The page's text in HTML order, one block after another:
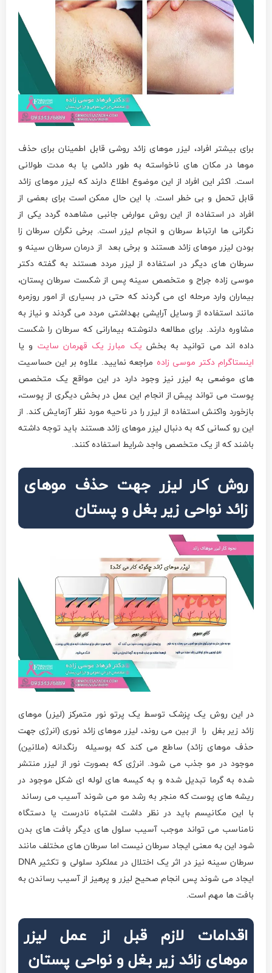
برای بیشتر افراد، لیزر موهای زائد روشی قابل اطمینان برای حذف
موها در مکان های ناخواسته به طور دائمی یا به مدت طولانی
است. اکثر این افراد از این موضوع اطلاع دارند که لیزر موهای زائد
قابل تحمل و بی خطر است. با این حال ممکن است برای بعضی از
افراد در استفاده از این روش عوارض جانبی مشاهده گردد یکی از
نگرانی ها ارتباط سرطان و انجام لیزر است. برخی نگران سرطان زا
بودن لیزر موهای زائد هستند و برخی بعد از درمان سرطان سینه و
سرطان های دیگر در استفاده از لیزر مردد هستند به گفته دکتر
موسی زاده جراح و متخصص سینه پس از شکست سرطان پستان،
بیماران وارد مرحله ای می گردند که حتی در بسیاری از امور روزمره
مانند استفاده از وسایل آرایشی بهداشتی مردد می گردند و نیاز به
مشاوره دارند. برای مطالعه دلنوشته بیمارانی که سرطان را شکست
داده اند می توانید به بخش یک مبارز یک قهرمان سایت و یا
اینستاگرام دکتر موسی زاده مراجعه نمایید. علاوه بر این حساسیت
های موضعی به لیزر نیز وجود دارد در این مواقع یک متخصص
پوست می تواند پیش از انجام این عمل در بخش دیگری از پوست،
بازخورد واکنش استفاده از لیزر را در ناحیه مورد نظر آزمایش کند. از
این رو کسانی که به دنبال لیزر موهای زائد هستند باید توجه داشته
باشند که از یک متخصص واجد شرایط استفاده کنند.
روش کار لیزر جهت حذف موهای
زائد نواحی زیر بغل و پستان
در این روش یک پزشک توسط یک پرتو نور متمرکز (لیزر) موهای
زائد زیر بغل را از بین می روند. لیزر موهای زائد نوری (انرژی جهت
حذف موهای زائد) ساطع می کند که بوسیله رنگدانه (ملانین)
موجود در مو جذب می شود. انرژی که بصورت نور از لیزر منتشر
شده به گرما تبدیل شده و به کیسه های لوله ای شکل موجود در
ریشه های پوست که منجر به رشد مو می شوند آسیب می رساند
با این مکانیسم باید در نظر داشت اشتباه نادرست یا دستگاه
نامناسب می تواند موجب آسیب سلول های دیگر بافت های بدن
شود این به معنی ایجاد سرطان نیست اما سرطان های مختلف مانند
سرطان سینه نیز در اثر یک اختلال در عملکرد سلولی و تکثیر DNA
ایجاد می شوند پس انجام صحیح لیزر و پرهیز از آسیب رساندن به
بافت ها مهم است.
اقدامات لازم قبل از عمل لیزر
موهای زائد زیر بغل و نواحی پستان